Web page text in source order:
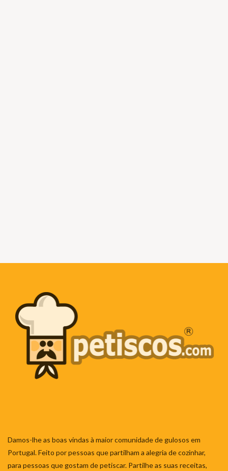
Damos-lhe as boas vindas à maior comunidade de gulosos em
Portugal. Feito por pessoas que partilham a alegria de cozinhar,
para pessoas que gostam de petiscar. Partilhe as suas receitas,